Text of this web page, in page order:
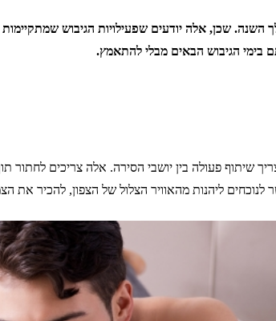
השנה. שכן, אלה יודעים שפעילויות הגיבוש
שיתוף פעולה בין יושבי הסירה. אלה צריכים
ליהנות מהאוויר הצלול של הצפון, להכיר